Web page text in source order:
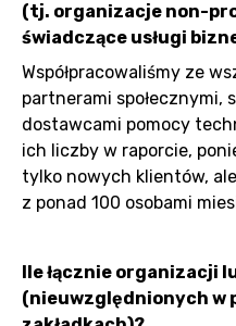
(tj. organizacje non-
świadczące usługi
Współpracowaliśmy ze
partnerami społecznymi,
dostawcami pomocy
ich liczby w raporcie,
tylko nowych klientów,
z ponad 100 osobami
Ile łącznie organizacji
(nieuwzględnionych w